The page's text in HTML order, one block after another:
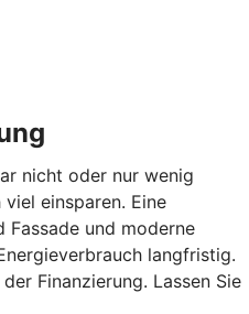
nicht oder nur wenig
einsparen. Eine
Fassade und moderne
langfristig.
Finanzierung. Lassen Sie